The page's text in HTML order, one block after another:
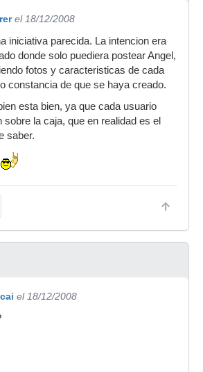
el 18/12/2008
iniciativa parecida. La intencion era
donde solo puediera postear Angel,
fotos y caracteristicas de cada
constancia de que se haya creado.
esta bien, ya que cada usuario
sobre la caja, que en realidad es el
saber.
el 18/12/2008